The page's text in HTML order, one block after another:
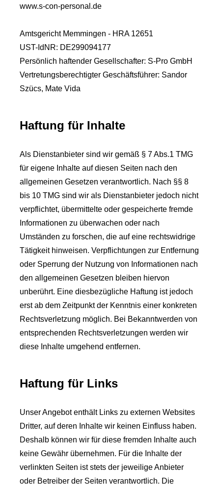
www.s-con-personal.de
Amtsgericht Memmingen - HRA 12651
UST-IdNR: DE299094177
Persönlich haftender Gesellschafter: S-Pro GmbH
Vertretungsberechtigter Geschäftsführer: Sandor
Szücs, Mate Vida
Haftung für Inhalte
Als Dienstanbieter sind wir gemäß § 7 Abs.1 TMG
für eigene Inhalte auf diesen Seiten nach den
allgemeinen Gesetzen verantwortlich. Nach §§ 8
bis 10 TMG sind wir als Dienstanbieter jedoch nicht
verpflichtet, übermittelte oder gespeicherte fremde
Informationen zu überwachen oder nach
Umständen zu forschen, die auf eine rechtswidrige
Tätigkeit hinweisen. Verpflichtungen zur Entfernung
oder Sperrung der Nutzung von Informationen nach
den allgemeinen Gesetzen bleiben hiervon
unberührt. Eine diesbezügliche Haftung ist jedoch
erst ab dem Zeitpunkt der Kenntnis einer konkreten
Rechtsverletzung möglich. Bei Bekanntwerden von
entsprechenden Rechtsverletzungen werden wir
diese Inhalte umgehend entfernen.
Haftung für Links
Unser Angebot enthält Links zu externen Websites
Dritter, auf deren Inhalte wir keinen Einfluss haben.
Deshalb können wir für diese fremden Inhalte auch
keine Gewähr übernehmen. Für die Inhalte der
verlinkten Seiten ist stets der jeweilige Anbieter
oder Betreiber der Seiten verantwortlich. Die